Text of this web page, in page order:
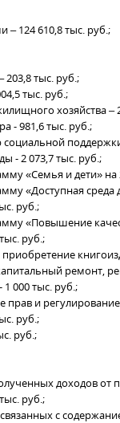
– 124 610,8 тыс. руб.;
тыс. руб.;
тыс. руб.;
хозяйства –
- 981,6 тыс. руб.;
- 2 073,7 тыс. руб.;
«Семья и дети» на
«Доступная
руб.;
«Повышение
руб.;
ремонт,
000 тыс. руб.;
прав и
руб.;
руб.;
доходов от
руб.;
с